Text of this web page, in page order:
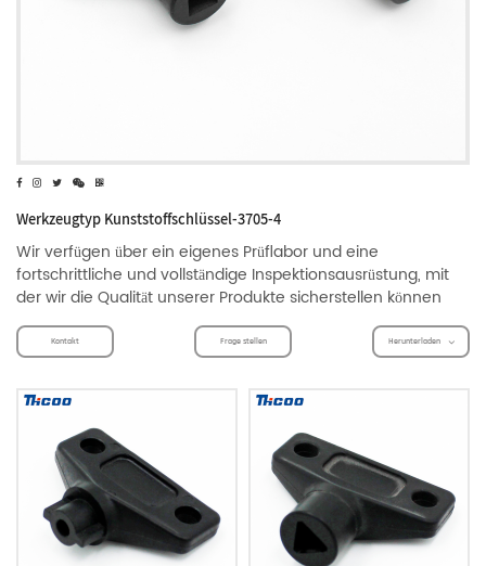
Werkzeugtyp Kunststoffschlüssel-3705-4
Wir verfügen über ein eigenes Prüflabor und eine
fortschrittliche und vollständige Inspektionsausrüstung, mit
der wir die Qualität unserer Produkte sicherstellen können
Kontakt Frage stellen Herunterladen